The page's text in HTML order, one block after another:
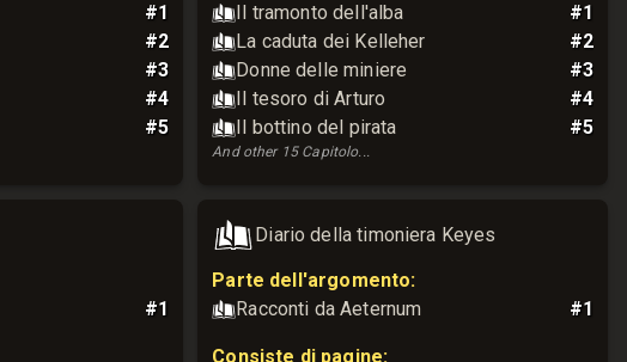
#1
#2
#3
#4
#5
Il tramonto dell'alba
#1
La caduta dei Kelleher
#2
Donne delle miniere
#3
Il tesoro di Arturo
#4
Il bottino del pirata
#5
And other 15 Capitolo...
#1
Diario della timoniera Keyes
Parte dell'argomento:
Racconti da Aeternum
#1
Consiste di pagine: